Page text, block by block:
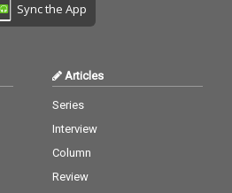
Sync the App
Articles
Series
Interview
Column
Review